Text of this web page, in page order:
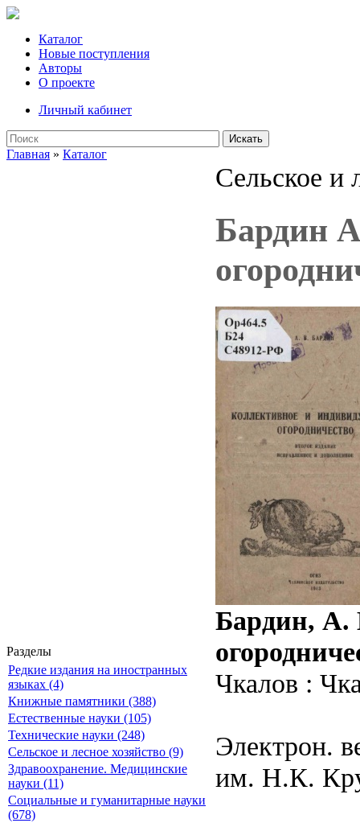
Каталог
Новые поступления
Авторы
О проекте
Личный кабинет
Искать
Главная » Каталог
Разделы
Редкие издания на иностранных
языках (4)
Книжные памятники (388)
Естественные науки (105)
Технические науки (248)
Сельское и лесное хозяйство (9)
Здравоохранение. Медицинские
науки (11)
Социальные и гуманитарные науки
(678)
Сельское и
Бардин
Бардин, А.
Чкалов :
Электрон.
им. Н.К.